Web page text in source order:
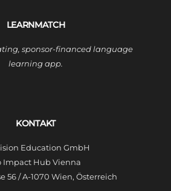
LEARNMATCH
sponsor-financed language
learning app.
KONTAKT
Education GmbH
Impact Hub Vienna
56 / A-1070 Wien, Österreich